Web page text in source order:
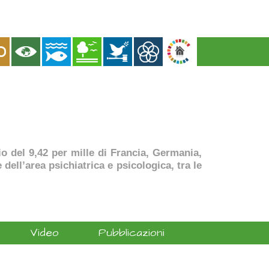
del 9,42 per mille di Francia, Germania,
psichiatrica e psicologica, tra le
Video Pubblicazioni